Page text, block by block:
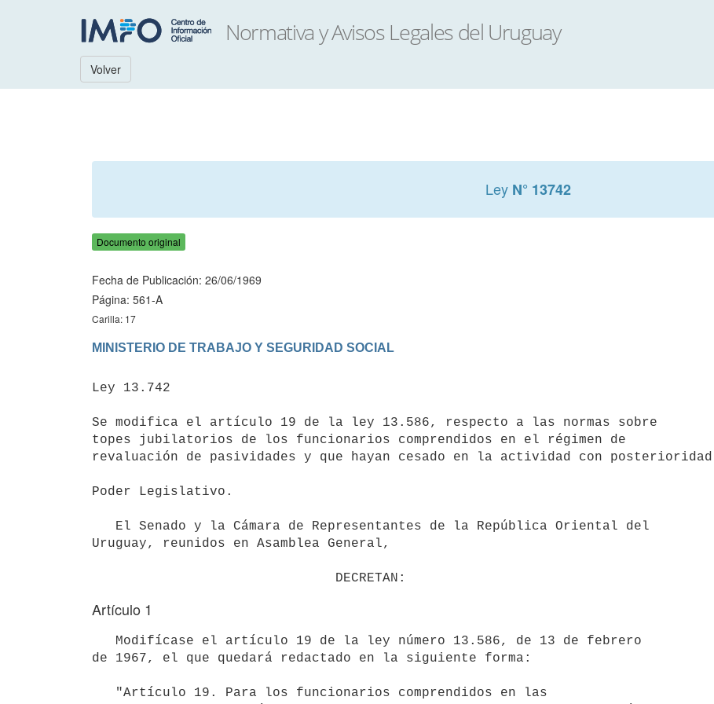
Volver
Ley N° 13742
Documento original
Fecha de Publicación: 26/06/1969
Página: 561-A
Carilla: 17
MINISTERIO DE TRABAJO Y SEGURIDAD SOCIAL
Ley 13.742
Se modifica el artículo 19 de la ley 13.586, respecto a las normas sobre
topes jubilatorios de los funcionarios comprendidos en el régimen de
revaluación de pasividades y que hayan cesado en la actividad con
Poder Legislativo.
Uruguay, reunidos en Asamblea General,
Artículo 1
de 1967, el que quedará redactado en la siguiente forma: